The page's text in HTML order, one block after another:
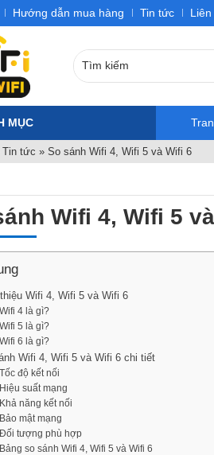
Hướng dẫn mua hàng Tin tức
MỤC
Tin tức » So sánh Wifi 4, Wifi 5 và Wifi 6
Wifi 4, Wifi 5
Wifi 4, Wifi 5 và Wifi 6
Wifi 4 là gì?
Wifi 5 là gì?
Wifi 6 là gì?
Wifi 4, Wifi 5 và Wifi 6 chi tiết
Tốc độ kết nối
Hiệu suất mạng
Khả năng kết nối
Bảo mật mạng
Đối tượng phù hợp
Bảng so sánh Wifi 4, Wifi 5 và Wifi 6